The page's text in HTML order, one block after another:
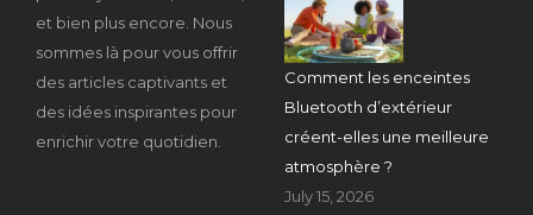
et bien plus encore. Nous
sommes là pour vous offrir
des articles captivants et
des idées inspirantes pour
enrichir votre quotidien.
Comment les enceintes
Bluetooth d’extérieur
créent-elles une meilleure
atmosphère ?
July 15, 2026